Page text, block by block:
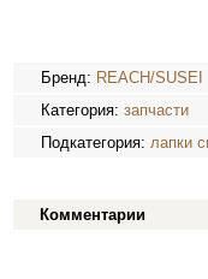
Бренд: REACH/SUSEI
Категория:запчасти
Подкатегория:лапки
Комментарии